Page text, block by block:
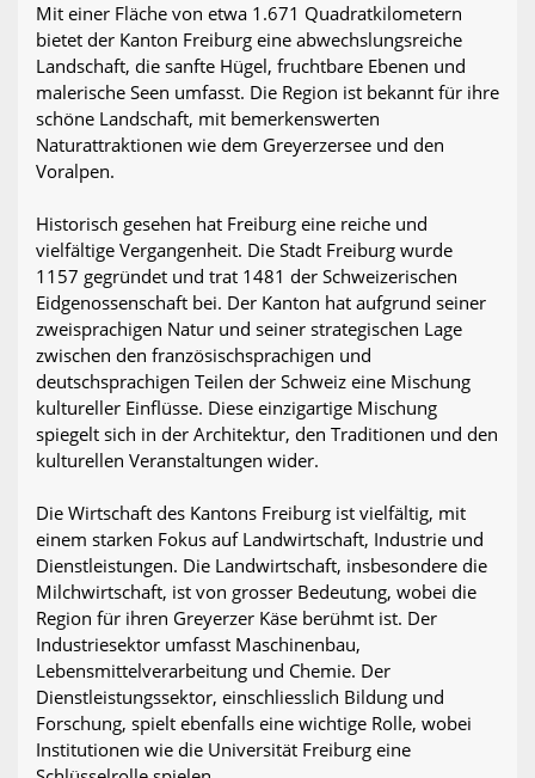
Mit einer Fläche von etwa 1.671 Quadratkilometern
bietet der Kanton Freiburg eine abwechslungsreiche
Landschaft, die sanfte Hügel, fruchtbare Ebenen und
malerische Seen umfasst. Die Region ist bekannt für ihre
schöne Landschaft, mit bemerkenswerten
Naturattraktionen wie dem Greyerzersee und den
Voralpen.
Historisch gesehen hat Freiburg eine reiche und
vielfältige Vergangenheit. Die Stadt Freiburg wurde
1157 gegründet und trat 1481 der Schweizerischen
Eidgenossenschaft bei. Der Kanton hat aufgrund seiner
zweisprachigen Natur und seiner strategischen Lage
zwischen den französischsprachigen und
deutschsprachigen Teilen der Schweiz eine Mischung
kultureller Einflüsse. Diese einzigartige Mischung
spiegelt sich in der Architektur, den Traditionen und den
kulturellen Veranstaltungen wider.
Die Wirtschaft des Kantons Freiburg ist vielfältig, mit
einem starken Fokus auf Landwirtschaft, Industrie und
Dienstleistungen. Die Landwirtschaft, insbesondere die
Milchwirtschaft, ist von grosser Bedeutung, wobei die
Region für ihren Greyerzer Käse berühmt ist. Der
Industriesektor umfasst Maschinenbau,
Lebensmittelverarbeitung und Chemie. Der
Dienstleistungssektor, einschliesslich Bildung und
Forschung, spielt ebenfalls eine wichtige Rolle, wobei
Institutionen wie die Universität Freiburg eine